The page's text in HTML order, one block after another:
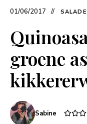
01/06/2017
groene
Sabine